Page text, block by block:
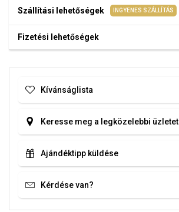
Szállítási lehetőségek INGYENES SZÁLLÍTÁS
Fizetési lehetőségek
Kívánságlista
Keresse meg a legközelebbi üzletet
Ajándéktipp küldése
Kérdése van?